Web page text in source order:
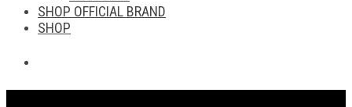
SHOP OFFICIAL BRAND
SHOP